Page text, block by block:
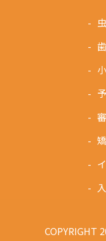
COPYRIGHT